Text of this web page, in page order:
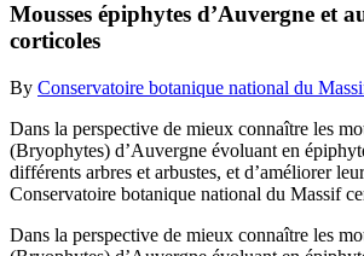
Mousses épiphytes d’Auvergne et
corticoles
By Conservatoire botanique national du
Dans la perspective de mieux connaître les
(Bryophytes) d’Auvergne évoluant en
différents arbres et arbustes, et d’améliorer
Conservatoire botanique national du Massif
Dans la perspective de mieux connaître les